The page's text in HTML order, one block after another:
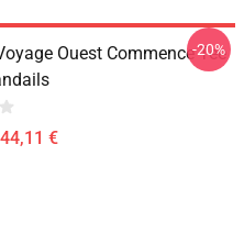
Ouest Commence Tee
€
-20%